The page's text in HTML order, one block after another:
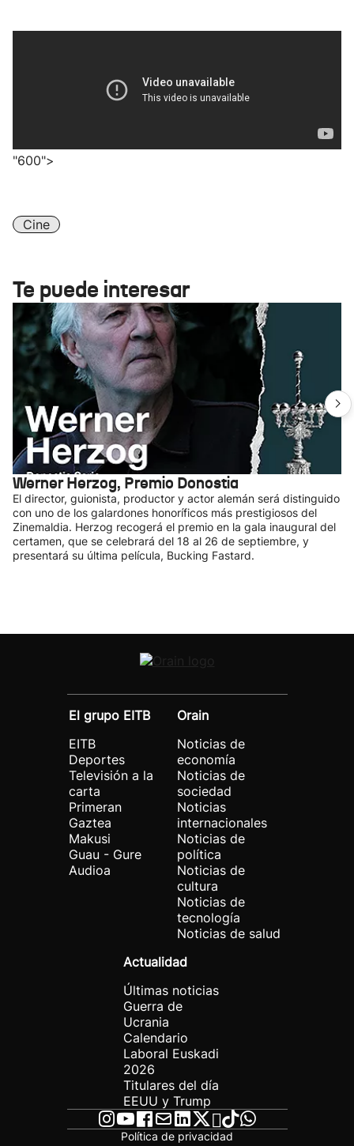
"600">
Cine
Te puede interesar
Werner Herzog, Premio Donostia
El director, guionista, productor y actor alemán será distinguido
con uno de los galardones honoríficos más prestigiosos del
Zinemaldia. Herzog recogerá el premio en la gala inaugural del
certamen, que se celebrará del 18 al 26 de septiembre, y
presentará su última película, Bucking Fastard.
El grupo EITB
EITB
Deportes
Televisión a la
carta
Primeran
Gaztea
Makusi
Guau - Gure
Audioa
Orain
Noticias de
economía
Noticias de
sociedad
Noticias
internacionales
Noticias de
política
Noticias de
cultura
Noticias de
tecnología
Noticias de salud
Actualidad
Últimas noticias
Guerra de
Ucrania
Calendario
Laboral Euskadi
2026
Titulares del día
EEUU y Trump
Política de privacidad